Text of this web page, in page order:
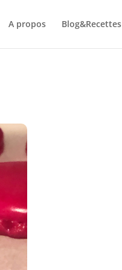
A propos Blog&Recettes